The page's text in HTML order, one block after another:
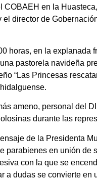
COBAEH en la
el director de
horas, en la
pastorela navideña
“Las Princesas
ameno, personal del
durante las
de la Presidenta
parabienes en unión de
con la que se
a dudas se convierte